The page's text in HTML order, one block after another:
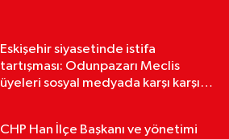
Eskişehir siyasetinde istifa
tartışması: Odunpazarı Meclis
üyeleri sosyal medyada karşı karşıya
CHP Han İlçe Başkanı ve yönetimi